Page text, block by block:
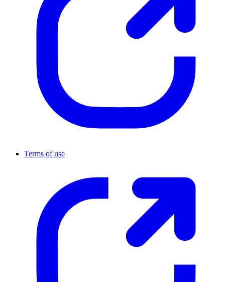
Terms of use